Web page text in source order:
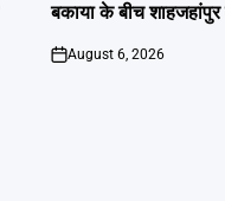
बकाया के बीच शाहजहांपुर
on
August 6, 2026